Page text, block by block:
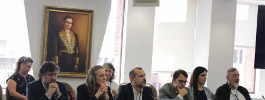
De esta forma, ATE mantiene la movilización prevista
y concentrará a partir de las 12 hs en Av. Rivadavia y
Rodriguez Peña (CABA).Además, las movilizaciones se
replicarán en las principales ciudades de todas las
provincias en el marco de la Jornada Nacional de Lucha
convocada por el sindicato.